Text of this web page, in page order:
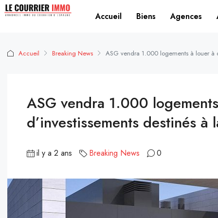
Accueil Biens Agences
Accueil Breaking News ASG vendra 1.000 logements à louer à
ASG vendra 1.000
d’investissements destinés à
il y a 2 ans Breaking News 0